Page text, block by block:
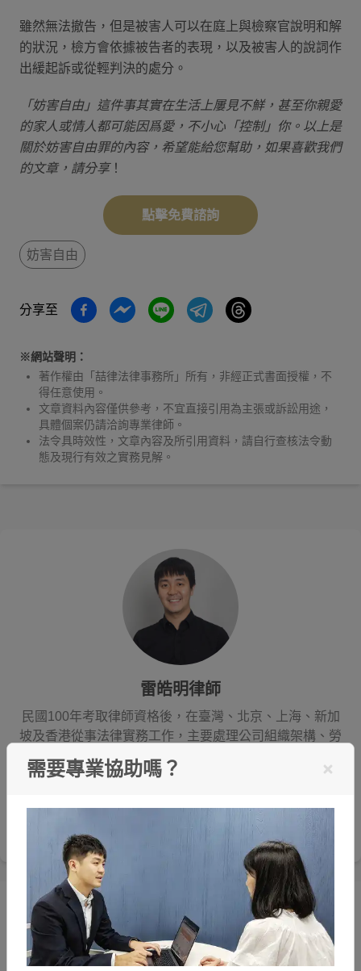
雖然無法撤告，但是被害人可以在庭上與檢察官說明和解
的狀況，檢方會依據被告者的表現，以及被害人的說詞作
出緩起訴或從輕判決的處分。
「妨害自由」這件事其實在生活上屢見不鮮，甚至你親愛
的家人或情人都可能因爲愛，不小心「控制」你。以上是
關於妨害自由罪的內容，希望能給您幫助，如果喜歡我們
的文章，請分享！
點擊免費諮詢
妨害自由
分享至
※網站聲明：
著作權由「喆律法律事務所」所有，非經正式書面授權，不
得任意使用。
文章資料內容僅供參考，不宜直接引用為主張或訴訟用途，
具體個案仍請洽詢專業律師。
法令具時效性，文章內容及所引用資料，請自行查核法令動
態及現行有效之實務見解。
雷皓明律師
民國100年考取律師資格後，在臺灣、北京、上海、新加
坡及香港從事法律實務工作，主要處理公司組織架構、勞
僱關係及仲裁程序，執業以來經手超過百間上市、未上市
公司之相關爭議。訴訟方面擅長處理家事及繼承案件，自
上述類型案件，成功協助當事人爭取法律上應有的權益及
編輯精選
需要專業協助嗎？